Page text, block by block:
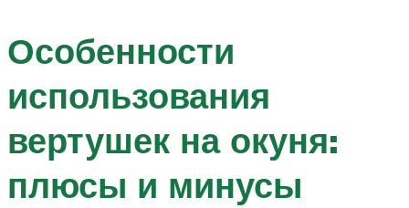
Особенности
использования
вертушек на окуня:
плюсы и минусы